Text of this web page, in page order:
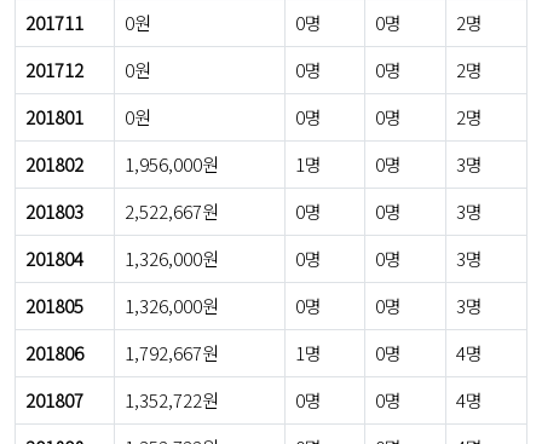
201711
0원 0명 0명
2명
201712
0원 0명 0명
2명
201801
0원 0명 0명
2명
201802
1,956,000원 1명 0명
3명
201803
2,522,667원 0명 0명
3명
201804
1,326,000원 0명 0명
3명
201805
1,326,000원 0명 0명
3명
201806
1,792,667원 1명 0명
4명
201807
1,352,722원 0명 0명
4명